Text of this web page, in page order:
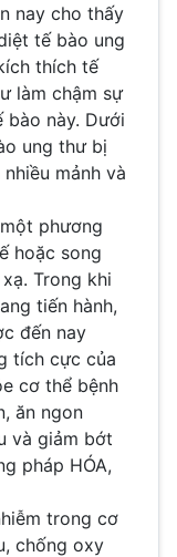
nay cho thấy
tế bào ung
thích tế
làm chậm sự
này. Dưới
ung thư bị
mảnh và
phương
hoặc song
Trong khi
tiến hành,
đến nay
tích cực của
cơ thể bệnh
ăn ngon
và giảm bớt
pháp HÓA,
trong cơ
chống oxy